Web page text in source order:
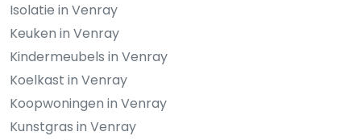
Isolatie in Venray
Keuken in Venray
Kindermeubels in Venray
Koelkast in Venray
Koopwoningen in Venray
Kunstgras in Venray